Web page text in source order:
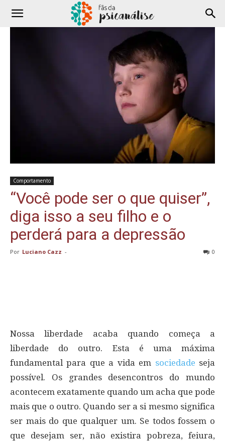
Comportamento
“Você pode ser o que quiser”,
diga isso a seu filho e o
perderá para a depressão
Por Luciano Cazz - 0
Nossa liberdade acaba quando começa a
liberdade do outro. Esta é uma máxima
fundamental para que a vida em sociedade seja
possível. Os grandes desencontros do mundo
acontecem exatamente quando um acha que pode
mais que o outro. Quando ser a si mesmo significa
ser mais do que qualquer um. Se todos fossem o
que desejam ser, não existira pobreza, feiura,